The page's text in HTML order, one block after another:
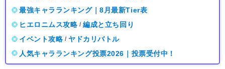
最強キャラランキング｜8月最新Tier表
ヒエロニムス攻略 / 編成と立ち回り
イベント攻略 / ヤドカリバトル
人気キャラランキング投票2026｜投票受付中！